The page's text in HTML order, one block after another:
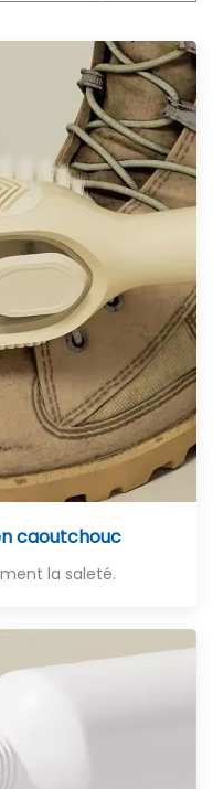
caoutchouc
la saleté.